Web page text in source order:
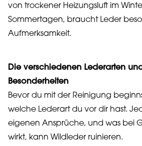
von trockener Heizungsluft im
Sommertagen, braucht Leder
Aufmerksamkeit.
Die verschiedenen Lederarten
Besonderheiten
Bevor du mit der Reinigung
welche Lederart du vor dir hast.
eigenen Ansprüche, und was bei
wirkt, kann Wildleder ruinieren.